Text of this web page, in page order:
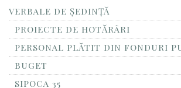
VERBALE DE ȘEDINȚĂ
PROIECTE DE HOTĂRÂRI
PERSONAL PLĂTIT DIN FONDURI
BUGET
SIPOCA 35